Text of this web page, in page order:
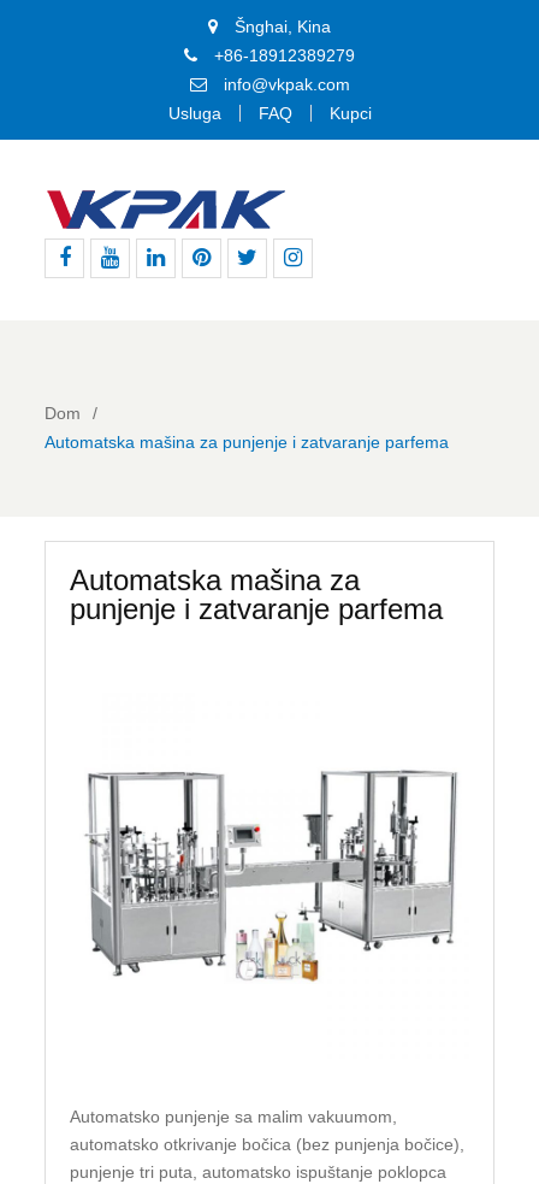
Šnghai, Kina
+86-18912389279
info@vkpak.com
Usluga
FAQ Kupci
Dom
Automatska mašina za punjenje i zatvaranje parfema
Automatska mašina za
punjenje i zatvaranje parfema
Automatsko punjenje sa malim vakuumom,
automatsko otkrivanje bočica (bez punjenja bočice),
punjenje tri puta, automatsko ispuštanje poklopca